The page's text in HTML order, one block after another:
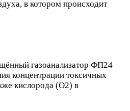
в котором происходит
газоанализатор ФП24
концентрации токсичных
кислорода (O2) в